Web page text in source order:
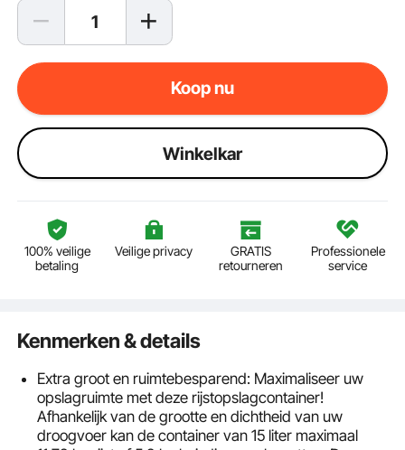
Koop nu
Winkelkar
100% veilige
betaling
Veilige privacy
GRATIS
retourneren
Professionele
service
Kenmerken & details
Extra groot en ruimtebesparend: Maximaliseer uw
opslagruimte met deze rijstopslagcontainer!
Afhankelijk van de grootte en dichtheid van uw
droogvoer kan de container van 15 liter maximaal